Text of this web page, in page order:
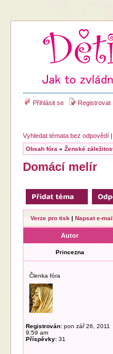
Přihlásit se Registrovat
Vyhledat témata bez odpovědí
Obsah fóra »Ženské
Domácí melír
Verze pro tisk |Napsat e-mail
Autor
Princezna
Členka fóra
Registrován: pon zář 26, 2011
9:59 am
Příspěvky: 31